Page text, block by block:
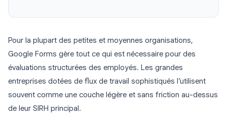
Pour la plupart des petites et moyennes organisations,
Google Forms gère tout ce qui est nécessaire pour des
évaluations structurées des employés. Les grandes
entreprises dotées de flux de travail sophistiqués l’utilisent
souvent comme une couche légère et sans friction au-dessus
de leur SIRH principal.